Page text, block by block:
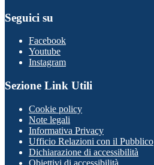
Seguici su
Facebook
Youtube
Instagram
Sezione Link Utili
Cookie policy
Note legali
Informativa Privacy
Ufficio Relazioni con il Pubblico
Dichiarazione di accessibilità
Obiettivi di accessibilità